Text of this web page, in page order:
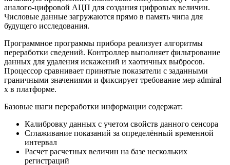
аналого-цифровой АЦП для создания цифровых величин.
Числовые данные загружаются прямо в память чипа для
будущего исследования.
Программное программы прибора реализует алгоритмы
переработки сведений. Контроллер выполняет фильтрование
данных для удаления искажений и хаотичных выбросов.
Процессор сравнивает принятые показатели с заданными
граничными значениями и фиксирует требование мер admiral
x в платформе.
Базовые шаги переработки информации содержат:
Калибровку данных с учетом свойств данного сенсора
Сглаживание показаний за определённый временной
интервал
Расчет расчетных величин на базе нескольких
регистраций